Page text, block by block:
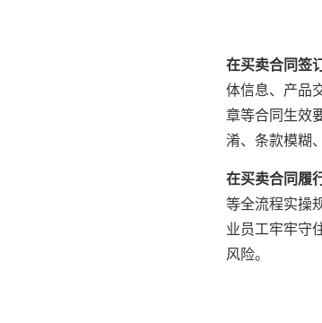
在买卖合同签
体信息、产品
章等合同生效
淆、条款模糊
在买卖合同履
等全流程实操
业员工牢牢守
风险。